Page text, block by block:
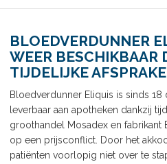
BLOEDVERDUNNER
WEER BESCHIKBAAR
TIJDELIJKE
Bloedverdunner Eliquis is sinds
leverbaar aan apotheken dankzij
groothandel Mosadex en fabrikant
op een prijsconflict. Door het
patiënten voorlopig niet over te